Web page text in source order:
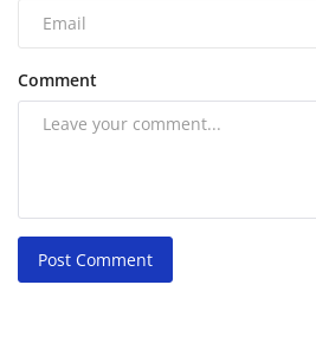
Comment
Post Comment